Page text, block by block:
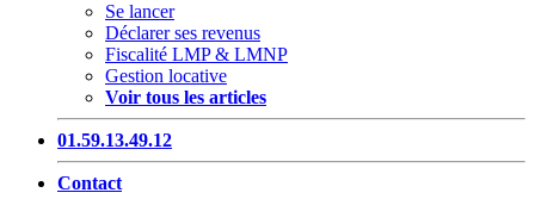
Se lancer
Déclarer ses revenus
Fiscalité LMP & LMNP
Gestion locative
Voir tous les articles
01.59.13.49.12
Contact